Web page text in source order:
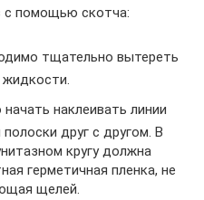
с помощью скотча:
тщательно вытереть
начать наклеивать линии
друг с другом. В
кругу должна
герметичная пленка, не
щелей.